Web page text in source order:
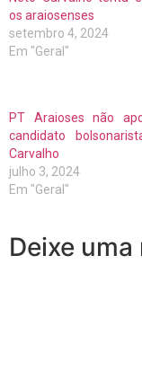
os araiosenses
setembro 4, 2024
Em "Geral"
PT Araioses não
candidato
Carvalho
julho 3, 2024
Em "Geral"
Deixe